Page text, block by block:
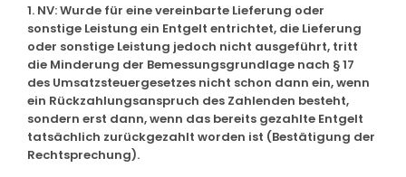
1. NV: Wurde für eine vereinbarte Lieferung oder
sonstige Leistung ein Entgelt entrichtet, die Lieferung
oder sonstige Leistung jedoch nicht ausgeführt, tritt
die Minderung der Bemessungsgrundlage nach § 17
des Umsatzsteuergesetzes nicht schon dann ein, wenn
ein Rückzahlungsanspruch des Zahlenden besteht,
sondern erst dann, wenn das bereits gezahlte Entgelt
tatsächlich zurückgezahlt worden ist (Bestätigung der
Rechtsprechung).